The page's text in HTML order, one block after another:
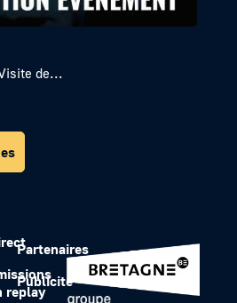
de...
replay
Partenaires
Publicité